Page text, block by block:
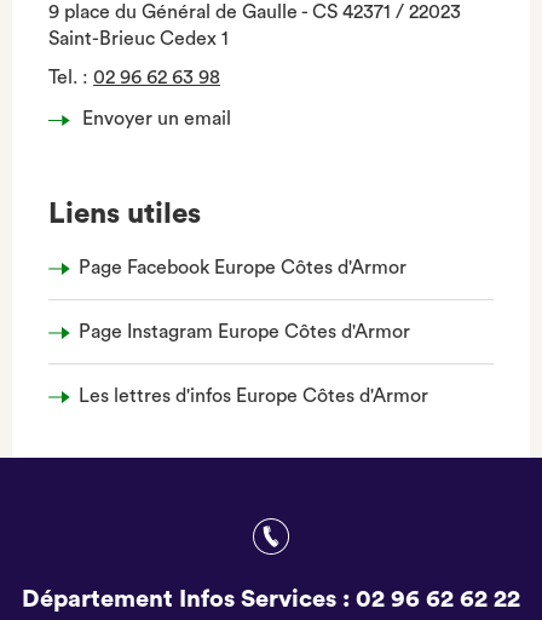
9 place du Général de Gaulle - CS 42371 / 22023
Saint-Brieuc Cedex 1
Tel. : 02 96 62 63 98
Envoyer un email
Liens utiles
Page Facebook Europe Côtes d'Armor
Page Instagram Europe Côtes d'Armor
Les lettres d'infos Europe Côtes d'Armor
Département Infos Services : 02 96 62 62 22